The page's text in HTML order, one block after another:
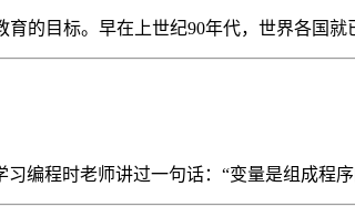
的目标。早在上世纪90年代，世界各国
编程时老师讲过一句话：“变量是组成程